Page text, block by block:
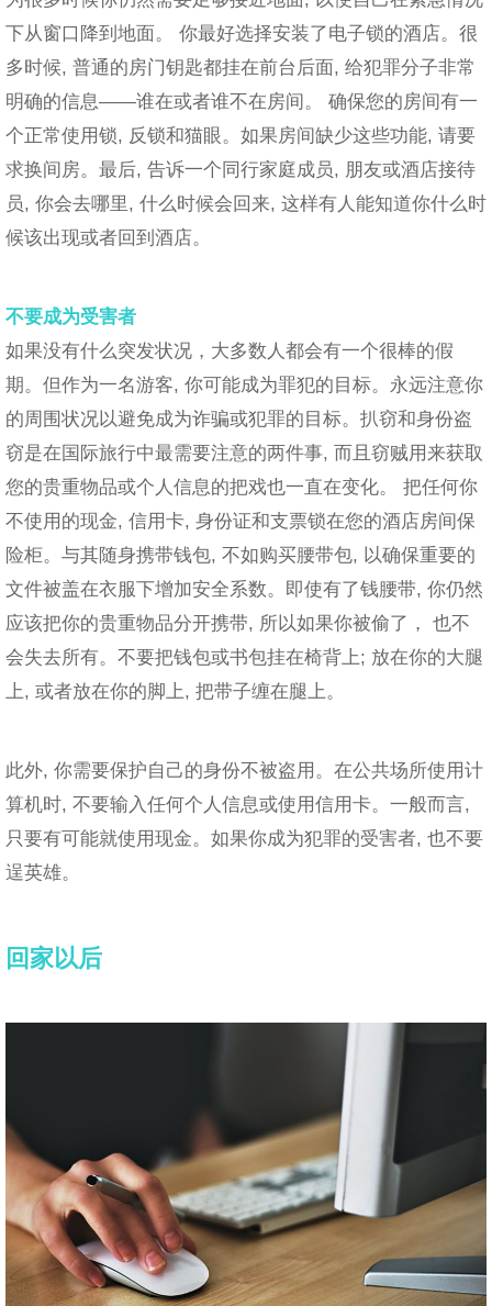
下从窗口降到地面。 你最好选择安装了电子锁的酒店。很
多时候, 普通的房门钥匙都挂在前台后面, 给犯罪分子非常
明确的信息——谁在或者谁不在房间。 确保您的房间有一
个正常使用锁, 反锁和猫眼。如果房间缺少这些功能, 请要
求换间房。最后, 告诉一个同行家庭成员, 朋友或酒店接待
员, 你会去哪里, 什么时候会回来, 这样有人能知道你什么时
候该出现或者回到酒店。
不要成为受害者
如果没有什么突发状况，大多数人都会有一个很棒的假
期。但作为一名游客, 你可能成为罪犯的目标。永远注意你
的周围状况以避免成为诈骗或犯罪的目标。扒窃和身份盗
窃是在国际旅行中最需要注意的两件事, 而且窃贼用来获取
您的贵重物品或个人信息的把戏也一直在变化。 把任何你
不使用的现金, 信用卡, 身份证和支票锁在您的酒店房间保
险柜。与其随身携带钱包, 不如购买腰带包, 以确保重要的
文件被盖在衣服下增加安全系数。即使有了钱腰带, 你仍然
应该把你的贵重物品分开携带, 所以如果你被偷了， 也不
会失去所有。不要把钱包或书包挂在椅背上; 放在你的大腿
上, 或者放在你的脚上, 把带子缠在腿上。
此外, 你需要保护自己的身份不被盗用。在公共场所使用计
算机时, 不要输入任何个人信息或使用信用卡。一般而言,
只要有可能就使用现金。如果你成为犯罪的受害者, 也不要
逞英雄。
回家以后